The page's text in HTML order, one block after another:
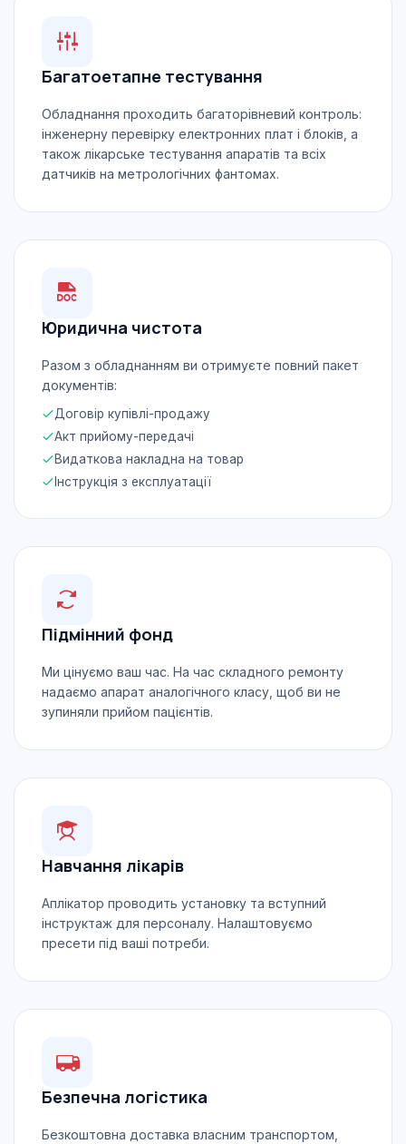
Багатоетапне тестування
Обладнання проходить багаторівневий контроль:
інженерну перевірку електронних плат і блоків, а
також лікарське тестування апаратів та всіх
датчиків на метрологічних фантомах.
Юридична чистота
Разом з обладнанням ви отримуєте повний пакет
документів:
Договір купівлі-продажу
Акт прийому-передачі
Видаткова накладна на товар
Інструкція з експлуатації
Підмінний фонд
Ми цінуємо ваш час. На час складного ремонту
надаємо апарат аналогічного класу, щоб ви не
зупиняли прийом пацієнтів.
Навчання лікарів
Аплікатор проводить установку та вступний
інструктаж для персоналу. Налаштовуємо
пресети під ваші потреби.
Безпечна логістика
Безкоштовна доставка власним транспортом,